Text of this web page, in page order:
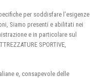
per soddisfare l’esigenze
Siamo presenti e abilitati nei
e in particolare sul
SPORTIVE,
e, consapevole delle